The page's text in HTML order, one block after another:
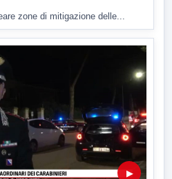
zone di mitigazione delle...
▶